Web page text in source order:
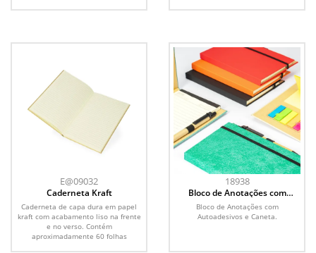
E@09032
Caderneta Kraft
Caderneta de capa dura em papel
kraft com acabamento liso na frente
e no verso. Contém
aproximadamente 60 folhas
18938
Bloco de Anotações com
Autoadesivos e Caneta
Bloco de Anotações com
Autoadesivos e Caneta.